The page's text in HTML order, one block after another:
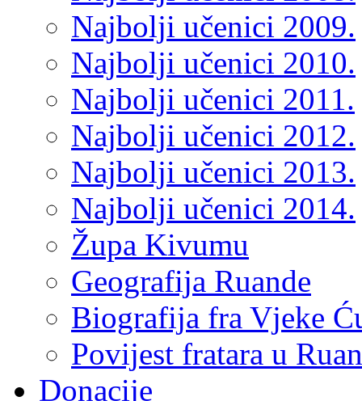
Najbolji učenici 2009.
Najbolji učenici 2010.
Najbolji učenici 2011.
Najbolji učenici 2012.
Najbolji učenici 2013.
Najbolji učenici 2014.
Župa Kivumu
Geografija Ruande
Biografija fra Vjeke
Povijest fratara u
Donacije